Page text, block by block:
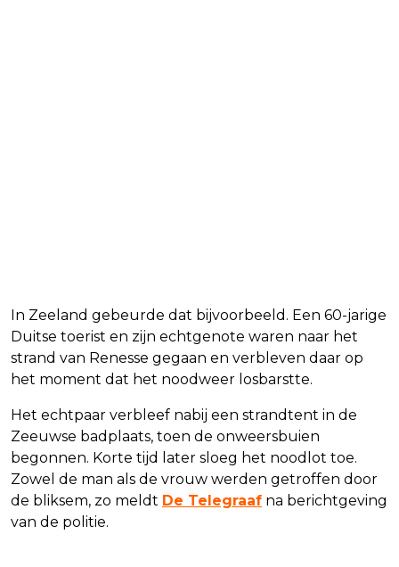
In Zeeland gebeurde dat bijvoorbeeld. Een 60-jarige
Duitse toerist en zijn echtgenote waren naar het
strand van Renesse gegaan en verbleven daar op
het moment dat het noodweer losbarstte.
Het echtpaar verbleef nabij een strandtent in de
Zeeuwse badplaats, toen de onweersbuien
begonnen. Korte tijd later sloeg het noodlot toe.
Zowel de man als de vrouw werden getroffen door
de bliksem, zo meldt De Telegraaf na berichtgeving
van de politie.